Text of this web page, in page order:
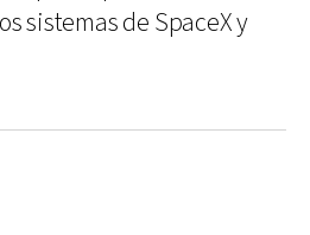
sistemas de SpaceX y